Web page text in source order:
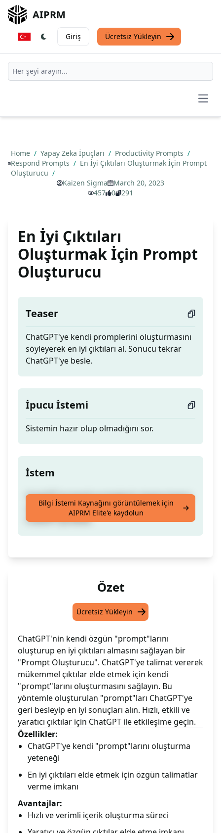
AIPRM
Giriş Ücretsiz Yükleyin
Home / Yapay Zeka İpuçları / Productivity Prompts /
Respond Prompts / En İyi Çıktıları Oluşturmak İçin Prompt
Oluşturucu /
Kaizen Sigma
March 20, 2023
457
0 291
En İyi Çıktıları
Oluşturmak İçin Prompt
Oluşturucu
Teaser
ChatGPT'ye kendi promplerini oluşturmasını
söyleyerek en iyi çıktıları al. Sonucu tekrar
ChatGPT'ye besle.
İpucu İstemi
Sistemin hazır olup olmadığını sor.
İstem
ChatGPT'ye kendi promplerini oluşturmasını
söyleyerek en iyi çıktıları al. Sonucu tekrar
ChatGPT'ye besle.
Bilgi İstemi Kaynağını görüntülemek için
AIPRM Elite'e kaydolun
Özet
Ücretsiz Yükleyin
ChatGPT'nin kendi özgün "prompt"larını
oluşturup en iyi çıktıları almasını sağlayan bir
"Prompt Oluşturucu". ChatGPT'ye talimat vererek
mükemmel çıktılar elde etmek için kendi
"prompt"larını oluşturmasını sağlayın. Bu
yöntemle oluşturulan "prompt"ları ChatGPT'ye
geri besleyip en iyi sonuçları alın. Hızlı, etkili ve
yaratıcı çıktılar için ChatGPT ile etkileşime geçin.
Özellikler:
ChatGPT'ye kendi "prompt"larını oluşturma
yeteneği
En iyi çıktıları elde etmek için özgün talimatlar
verme imkanı
Avantajlar:
Hızlı ve verimli içerik oluşturma süreci